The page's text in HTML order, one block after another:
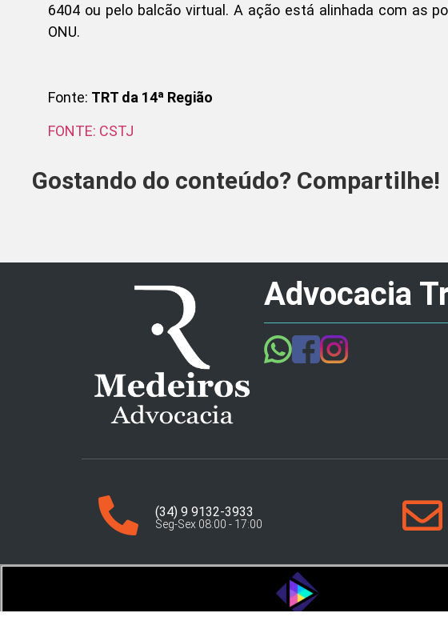
6404 ou pelo balcão virtual. A ação está alinhada com as
ONU.
Fonte: TRT da 14ª Região
FONTE: CSTJ
Gostando do conteúdo? Compartilhe!
Advocacia
(34) 9 9132-3933
Seg-Sex 08:00 - 17:00